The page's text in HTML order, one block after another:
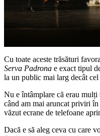
Cu toate aceste trăsături
Serva Padrona e exact tipul
la un public mai larg decât cel
Nu e întâmplare că erau
când am mai aruncat priviri
văzut ecrane de telefoane
Dacă e să aleg ceva cu care